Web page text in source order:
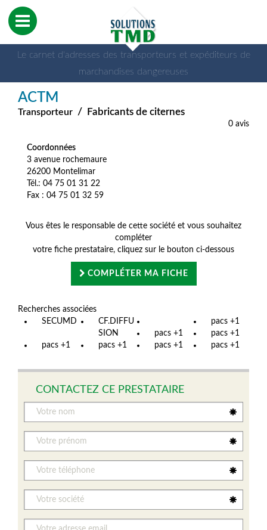
Le carnet d'adresses des transporteurs et expéditeurs de
marchandises dangereuses
ACTM
Transporteur / Fabricants de citernes
0 avis
Coordonnées
3 avenue rochemaure
26200 Montelimar
Tél.: 04 75 01 31 22
Fax : 04 75 01 32 59
Vous êtes le responsable de cette société et vous souhaitez
compléter
votre fiche prestataire, cliquez sur le bouton ci-dessous
COMPLÉTER MA FICHE
Recherches associées
SECUMD
CF.DIFFU
SION
pacs +1
pacs +1
pacs +1
pacs +1
pacs +1 pacs +1 pacs +1
CONTACTEZ CE PRESTATAIRE